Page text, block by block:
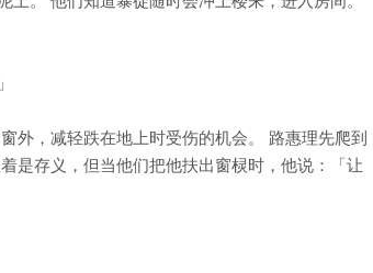
外，减轻跌在地上时受伤的机会。 路惠理先爬到
是存义，但当他们把他扶出窗棂时，他说：「让